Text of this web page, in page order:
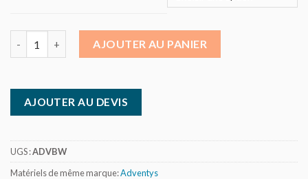
AJOUTER AU PANIER
AJOUTER AU DEVIS
UGS :ADVBW
Matériels de même marque:Adventys